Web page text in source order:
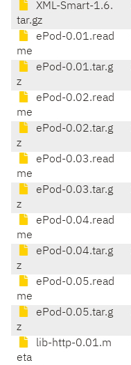
XML-Smart-1.6.
tar.gz
ePod-0.01.read
me
ePod-0.01.tar.g
z
ePod-0.02.read
me
ePod-0.02.tar.g
z
ePod-0.03.read
me
ePod-0.03.tar.g
z
ePod-0.04.read
me
ePod-0.04.tar.g
z
ePod-0.05.read
me
ePod-0.05.tar.g
z
lib-http-0.01.m
eta